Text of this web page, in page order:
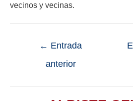
vecinos y vecinas.
← Entrada
anterior